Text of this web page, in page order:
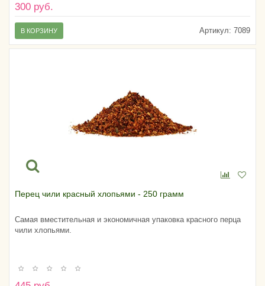
300 руб.
Артикул: 7089
В КОРЗИНУ
Перец чили красный хлопьями - 250 грамм
Самая вместительная и экономичная упаковка красного перца
чили хлопьями.